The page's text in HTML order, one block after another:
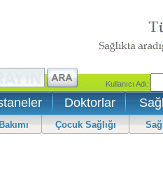
Doktorlar
Çocuk Sağlığı